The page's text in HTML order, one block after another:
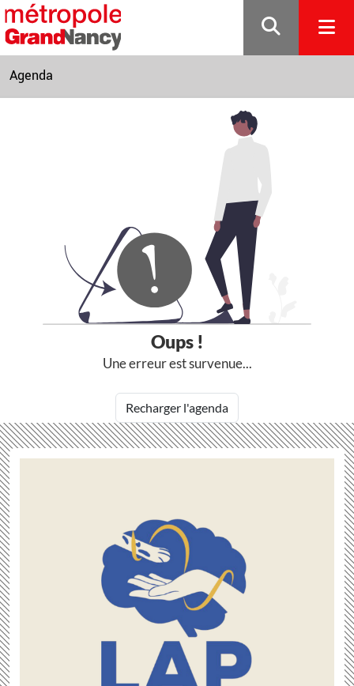
Gestion de vos préférences sur les cookies
Agenda
Oups !
Une erreur est survenue...
Recharger l'agenda